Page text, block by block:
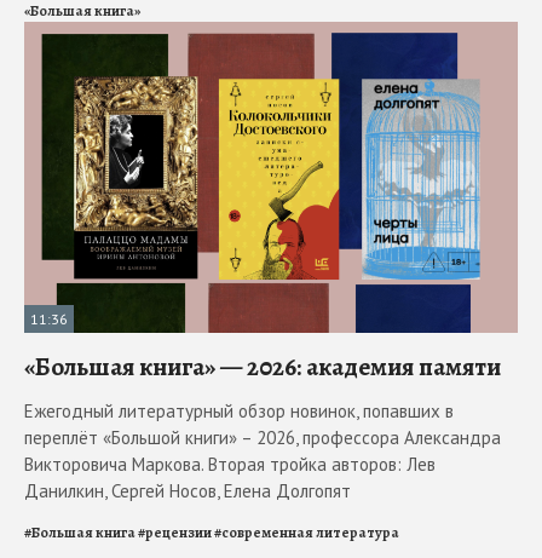
«Большая книга»
11:36
«Большая книга» — 2026: академия памяти
Ежегодный литературный обзор новинок, попавших в
переплёт «Большой книги» – 2026, профессора Александра
Викторовича Маркова. Вторая тройка авторов: Лев
Данилкин, Сергей Носов, Елена Долгопят
#Большая книга#рецензии#современная литература